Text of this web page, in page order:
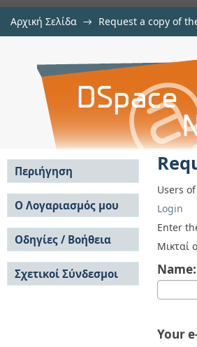
Αρχική Σελίδα → Request a copy of
Request a copy of
Users
Login
Enter
Μικταί
Name:
Your
Περιήγηση
Σε όλο το DSpace
Κοινότητες & Συλλογές
Ανά Ημερομηνία
Έκδοσης
Συγγραφείς
Τίτλοι
Θέματα
Ο Λογαριασμός μου
Σύνδεση
Εγγραφή
Οδηγίες / Βοήθεια
Οδηγίες Υποβολής
Οδηγίες Χρήσης ΙΑ
Συχνές Ερωτήσεις
Σχετικοί Σύνδεσμοι